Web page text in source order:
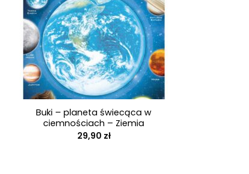
+
Buki – planeta świecąca w
ciemnościach – Ziemia
29,90 zł